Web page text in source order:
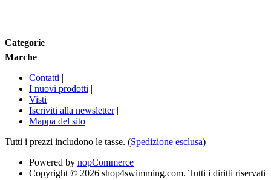
Categorie
Marche
Contatti |
I nuovi prodotti |
Visti |
Iscriviti alla newsletter |
Mappa del sito
Tutti i prezzi includono le tasse. (Spedizione esclusa)
Powered by nopCommerce
Copyright © 2026 shop4swimming.com. Tutti i diritti riservati